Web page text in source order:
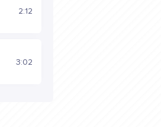
2:12
3:02